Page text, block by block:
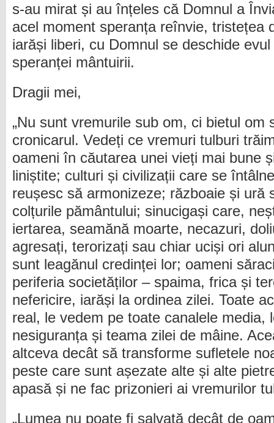
s-au mirat și au înțeles că Domnul a
acel moment speranța reînvie, tristețea
iarăși liberi, cu Domnul se deschide
speranței mântuirii.
Dragii mei,
„Nu sunt vremurile sub om, ci bietul om
cronicarul. Vedeți ce vremuri tulburi
oameni în căutarea unei vieți mai bune
liniștite; culturi și civilizații care se
reușesc să armonizeze; războaie și ură
colțurile pământului; sinucigași care,
iertarea, seamănă moarte, necazuri,
agresați, terorizați sau chiar uciși ori
sunt leagănul credinței lor; oameni
periferia societăților – spaima, frica și
nefericire, iarăși la ordinea zilei. Toate
real, le vedem pe toate canalele media,
nesiguranța și teama zilei de mâine.
altceva decât să transforme sufletele
peste care sunt așezate alte și alte
apasă și ne fac prizonieri ai vremurilor
„Lumea nu poate fi salvată decât de